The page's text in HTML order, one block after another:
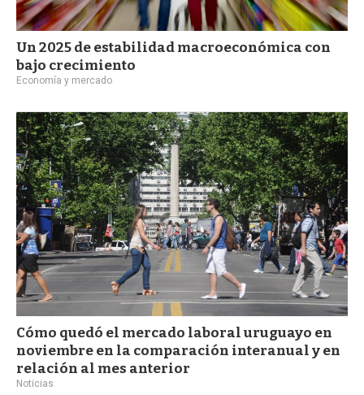
Un 2025 de estabilidad macroeconómica con
bajo crecimiento
Economía y mercado
Cómo quedó el mercado laboral uruguayo en
noviembre en la comparación interanual y en
relación al mes anterior
Noticias